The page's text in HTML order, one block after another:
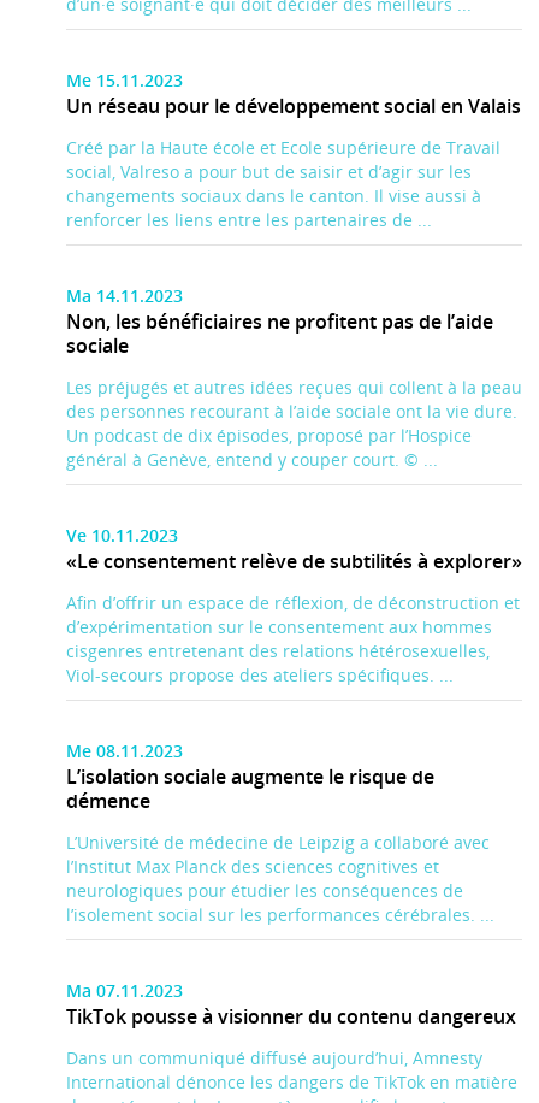
Me 15.11.2023
Un réseau pour le développement social en Valais
Créé par la Haute école et Ecole supérieure de Travail
social, Valreso a pour but de saisir et d’agir sur les
changements sociaux dans le canton. Il vise aussi à
renforcer les liens entre les partenaires de ...
Ma 14.11.2023
Non, les bénéficiaires ne profitent pas de l’aide
sociale
Les préjugés et autres idées reçues qui collent à la peau
des personnes recourant à l’aide sociale ont la vie dure.
Un podcast de dix épisodes, proposé par l’Hospice
général à Genève, entend y couper court. © ...
Ve 10.11.2023
«Le consentement relève de subtilités à explorer»
Afin d’offrir un espace de réflexion, de déconstruction et
d’expérimentation sur le consentement aux hommes
cisgenres entretenant des relations hétérosexuelles,
Viol-secours propose des ateliers spécifiques. ...
Me 08.11.2023
L’isolation sociale augmente le risque de
démence
L’Université de médecine de Leipzig a collaboré avec
l’Institut Max Planck des sciences cognitives et
neurologiques pour étudier les conséquences de
l’isolement social sur les performances cérébrales. ...
Ma 07.11.2023
TikTok pousse à visionner du contenu dangereux
Dans un communiqué diffusé aujourd’hui, Amnesty
International dénonce les dangers de TikTok en matière